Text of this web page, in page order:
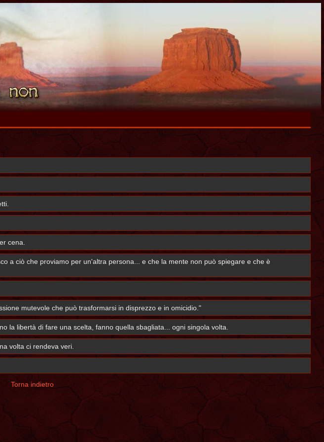
cena.
a ciò che proviamo per un'altra persona... e che la mente non può spiegare e che è
mutevole che può trasformarsi in disprezzo e in omicidio."
la libertà di fare una scelta, fanno quella sbagliata... ogni singola volta.
volta ci rendeva veri.
Torna indietro